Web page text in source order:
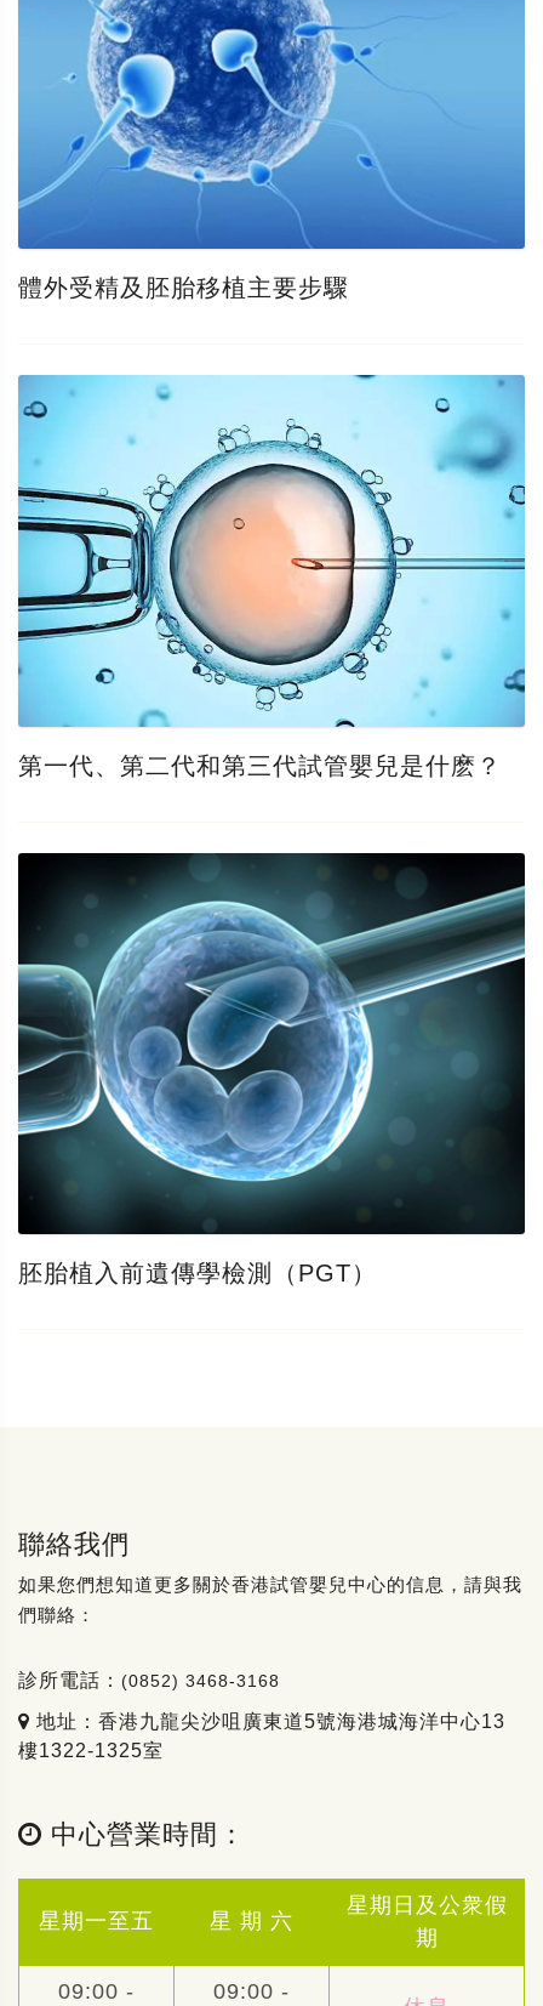
體外受精及胚胎移植主要步驟
第一代、第二代和第三代試管嬰兒是什麽？
胚胎植入前遺傳學檢測（PGT）
聯絡我們
如果您們想知道更多關於香港試管嬰兒中心的信息，請與我
們聯絡：
診所電話： (0852) 3468-3168
地址：香港九龍尖沙咀廣東道5號海港城海洋中心13
樓1322-1325室
中心營業時間：
星期一至五 星 期 六
星期日及公衆假
期
09:00 - 09:00 -